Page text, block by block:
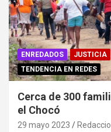
ENREDADOS JUSTICIA
TENDENCIA EN REDES
Cerca de 300
el Chocó
29 mayo 2023